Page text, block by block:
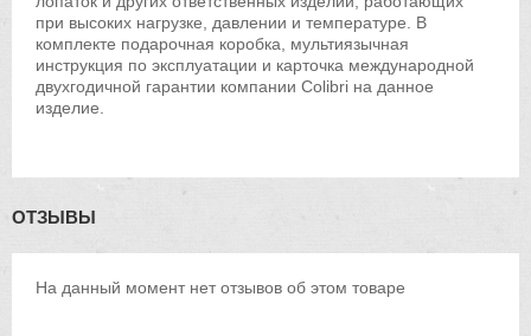
при высоких нагрузке, давлении и температуре. В
комплекте подарочная коробка, мультиязычная
инструкция по эксплуатации и карточка международной
двухгодичной гарантии компании Colibri на данное
изделие.
ОТЗЫВЫ
На данный момент нет отзывов об этом товаре